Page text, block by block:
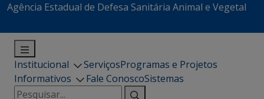
Agência Estadual de Defesa Sanitária Animal e Vegetal
Institucional ServiçosProgramas e Projetos
Informativos
Fale ConoscoSistemas
Pesquisar